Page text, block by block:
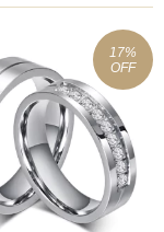
17%
OFF